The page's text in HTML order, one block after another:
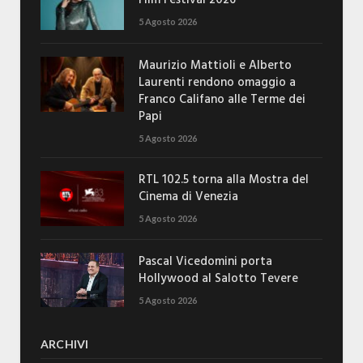
5 Agosto 2026
Maurizio Mattioli e Alberto
Laurenti rendono omaggio a
Franco Califano alle Terme dei
Papi
5 Agosto 2026
RTL 102.5 torna alla Mostra del
Cinema di Venezia
5 Agosto 2026
Pascal Vicedomini porta
Hollywood al Salotto Tevere
5 Agosto 2026
ARCHIVI